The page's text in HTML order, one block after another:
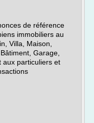
de référence
immobiliers au
Villa, Maison,
Garage,
aux particuliers et